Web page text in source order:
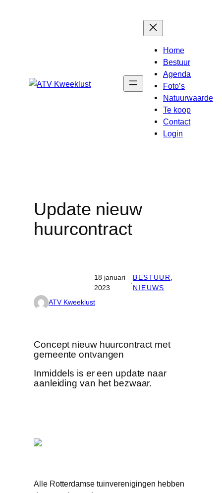
Home
Bestuur
Agenda
Foto’s
Natuurwaarde
Te koop
Contact
Login
Update nieuw
huurcontract
18 januari
2023
·
BESTUUR
NIEUWS
ATV Kweeklust
Concept nieuw huurcontract met
gemeente ontvangen
Inmiddels is er een update naar
aanleiding van het bezwaar.
Alle Rotterdamse tuinverenigingen hebben